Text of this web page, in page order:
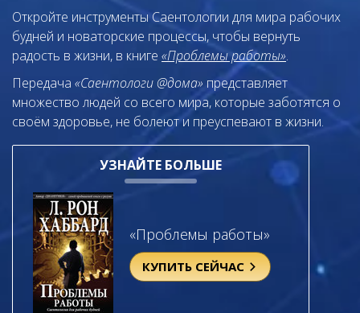
Откройте инструменты Саентологии для мира рабочих
будней и новаторские процессы, чтобы вернуть
радость в жизни, в книге «Проблемы работы».
Передача «Саентологи @дома» представляет
множество людей со всего мира, которые заботятся о
своём здоровье, не болеют и преуспевают в жизни.
УЗНАЙТЕ БОЛЬШЕ
«Проблемы работы»
КУПИТЬ СЕЙЧАС